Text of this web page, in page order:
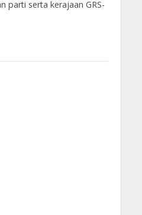
parti serta kerajaan GRS-